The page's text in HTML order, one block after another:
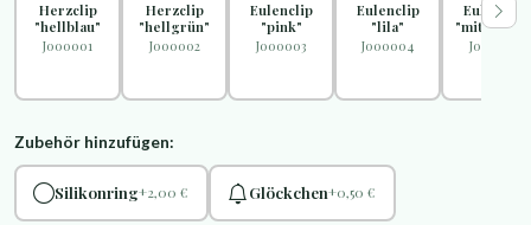
Herzclip
"hellblau"
J000001
Herzclip
"hellgrün"
J000002
Eulenclip
"pink"
J000003
Eulenclip
"lila"
J000004
Eulenclip
J000005
Zubehör hinzufügen:
Silikonring+2,00 € Glöckchen+0,50 €